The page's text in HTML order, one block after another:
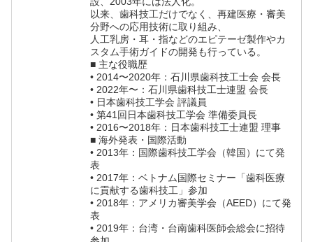
以来、歯科技工だけでなく、再建医療・審美
分野への応用技術に取り組み、
人工乳房・耳・指などのエピテーゼ製作やカ
スタム手術ガイドの開発も行っている。
■ 主な役職歴
• 2014〜2020年：石川県歯科技工士会 会長
• 2022年〜：石川県歯科技工士連盟 会長
• 日本歯科技工学会 評議員
• 第41回日本歯科技工学会 準備委員長
• 2016〜2018年：日本歯科技工士連盟 理事
■ 海外発表・国際活動
• 2013年：国際歯科技工学会（韓国）にて発
表
• 2017年：ベトナム国際セミナー「歯科医療
に貢献する歯科技工」参加
• 2018年：アメリカ審美学会（AEED）にて発
表
• 2019年：台湾・台南歯科医師会総会に招待